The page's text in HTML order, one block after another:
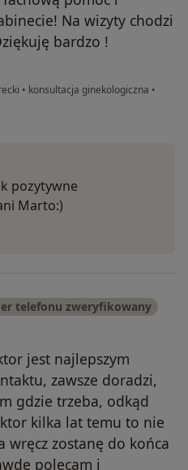
Na wizyty chodzi
bardzo !
• konsultacja ginekologiczna •
pozytywne
Marto:)
telefonu zweryfikowany
jest najlepszym
zawsze doradzi,
gdzie trzeba, odkąd
kilka lat temu to nie
wręcz zostanę do końca
polecam i